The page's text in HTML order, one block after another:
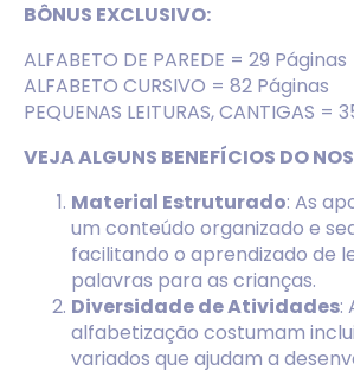
BÔNUS EXCLUSIVO:
ALFABETO DE PAREDE = 29 Páginas
ALFABETO CURSIVO = 82 Páginas
PEQUENAS LEITURAS, CANTIGAS =
VEJA ALGUNS BENEFÍCIOS DO
Material Estruturado: As
um conteúdo organizado e
facilitando o aprendizado de
palavras para as crianças.
Diversidade de Atividades:
alfabetização costumam
variados que ajudam a